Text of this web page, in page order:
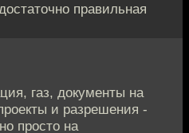
правильная
газ, документы на
и разрешения -
просто на